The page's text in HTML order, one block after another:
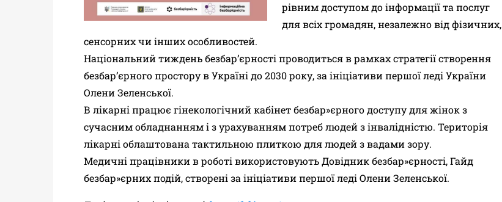
рівним доступом до інформації та послуг
для всіх громадян, незалежно від фізичних,
сенсорних чи інших особливостей.
Національний тиждень безбар’єрності проводиться в рамках стратегії створення
безбар’єрного простору в Україні до 2030 року, за ініціативи першої леді України
Олени Зеленської.
В лікарні працює гінекологічний кабінет безбар»єрного доступу для жінок з
сучасним обладнанням і з урахуванням потреб людей з інвалідністю. Територія
лікарні облаштована тактильною плиткою для людей з вадами зору.
Медичні працівники в роботі використовують Довідник безбар»єрності, Гайд
безбар»єрних подій, створені за ініціативи першої леді Олени Зеленської.